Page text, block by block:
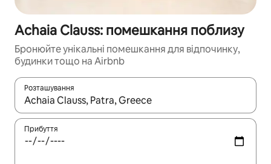
Achaia Clauss: помешкання поблизу
Бронюйте унікальні помешкання для відпочинку,
будинки тощо на Airbnb
Розташування
Отримавши результати пошуку, використовуйте для
Прибуття